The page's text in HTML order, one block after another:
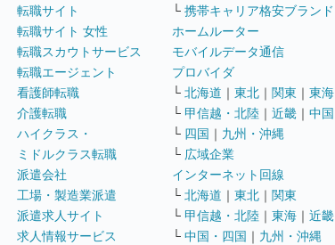
転職サイト
転職サイト 女性
転職スカウトサービス
転職エージェント
看護師転職
介護転職
ハイクラス・
ミドルクラス転職
派遣会社
工場・製造業派遣
派遣求人サイト
求人情報サービス
└ 携帯キャリア格安ブランド
ホームルーター
モバイルデータ通信
プロバイダ
└ 北海道 ｜ 東北 ｜ 関東 ｜ 東海
└ 甲信越・北陸 ｜ 近畿 ｜ 中国
└ 四国 ｜ 九州・沖縄
└ 広域企業
インターネット回線
└ 北海道 ｜ 東北 ｜ 関東
└ 甲信越・北陸 ｜ 東海 ｜ 近畿
└ 中国・四国 ｜ 九州・沖縄